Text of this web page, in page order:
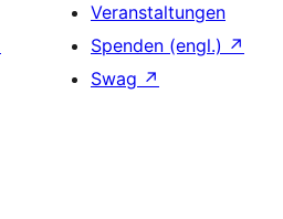
Veranstaltungen
Spenden (engl.) ↗
Swag ↗